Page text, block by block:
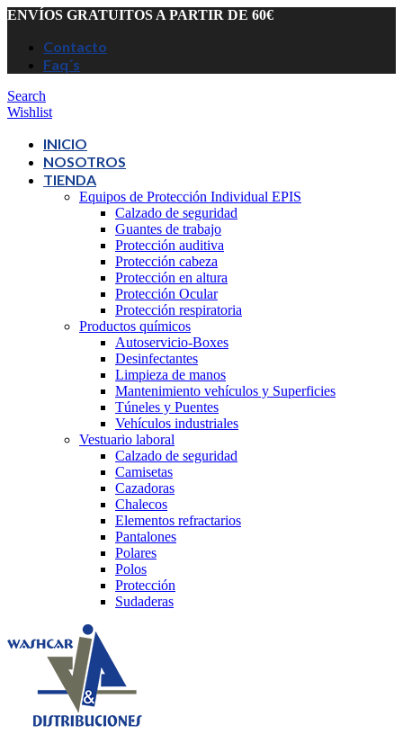
ENVÍOS GRATUITOS A PARTIR DE 60€
Contacto
Faq´s
Search
Wishlist
INICIO
NOSOTROS
TIENDA
Equipos de Protección Individual EPIS
Calzado de seguridad
Guantes de trabajo
Protección auditiva
Protección cabeza
Protección en altura
Protección Ocular
Protección respiratoria
Productos químicos
Autoservicio-Boxes
Desinfectantes
Limpieza de manos
Mantenimiento vehículos y Superficies
Túneles y Puentes
Vehículos industriales
Vestuario laboral
Calzado de seguridad
Camisetas
Cazadoras
Chalecos
Elementos refractarios
Pantalones
Polares
Polos
Protección
Sudaderas